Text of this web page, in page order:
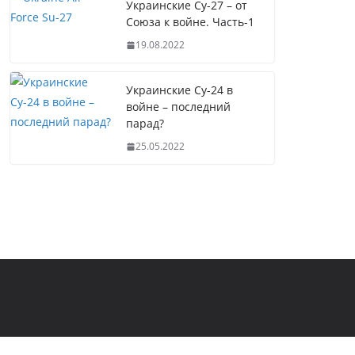
Украинские Су-27 – от
Союза к войне. Часть-1
19.08.2022
Украинские Су-24 в
войне – последний
парад?
25.05.2022